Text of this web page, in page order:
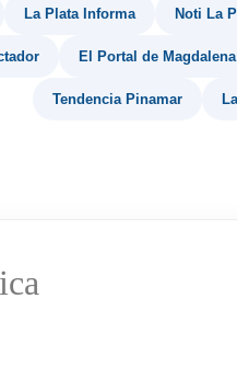
La Plata Informa Noti La
El Portal de Magdalena
Tendencia Pinamar